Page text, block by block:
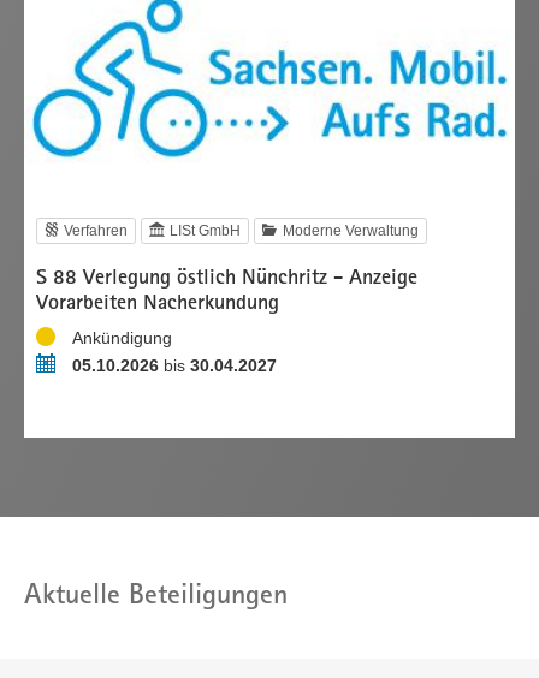
Verfahren LISt GmbH Moderne Verwaltung
S 88 Verlegung östlich Nünchritz - Anzeige
Vorarbeiten Nacherkundung
StatusAnkündigung
Zeitraum05.10.2026bis 30.04.2027
Aktuelle Beteiligungen